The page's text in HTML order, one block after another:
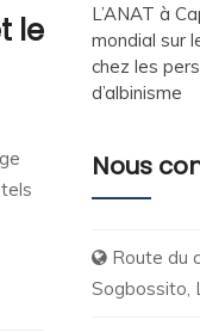
le
L’ANAT à
mondial sur
chez les
d’albinisme
Nous
Route du
Sogbossito,